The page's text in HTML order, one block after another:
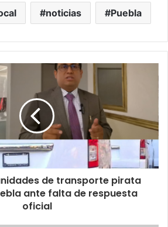
noticias Puebla
de transporte pirata
ante falta de respuesta
oficial​